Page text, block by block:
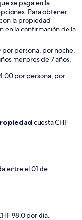
se paga en la
Para obtener
la propiedad
en la confirmación de la
por persona, por noche.
menores de 7 años.
por persona, por
cuesta CHF
entre el 01 de
98.0 por día.